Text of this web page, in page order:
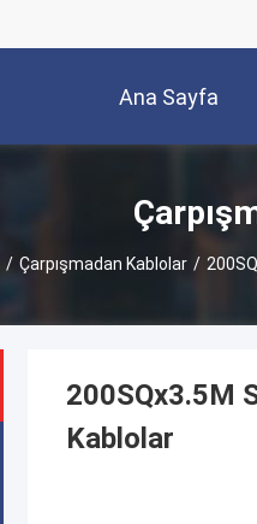
Ana Sayfa
/ Çarpışmadan Kablolar /
200SQx3.5M
Kablolar